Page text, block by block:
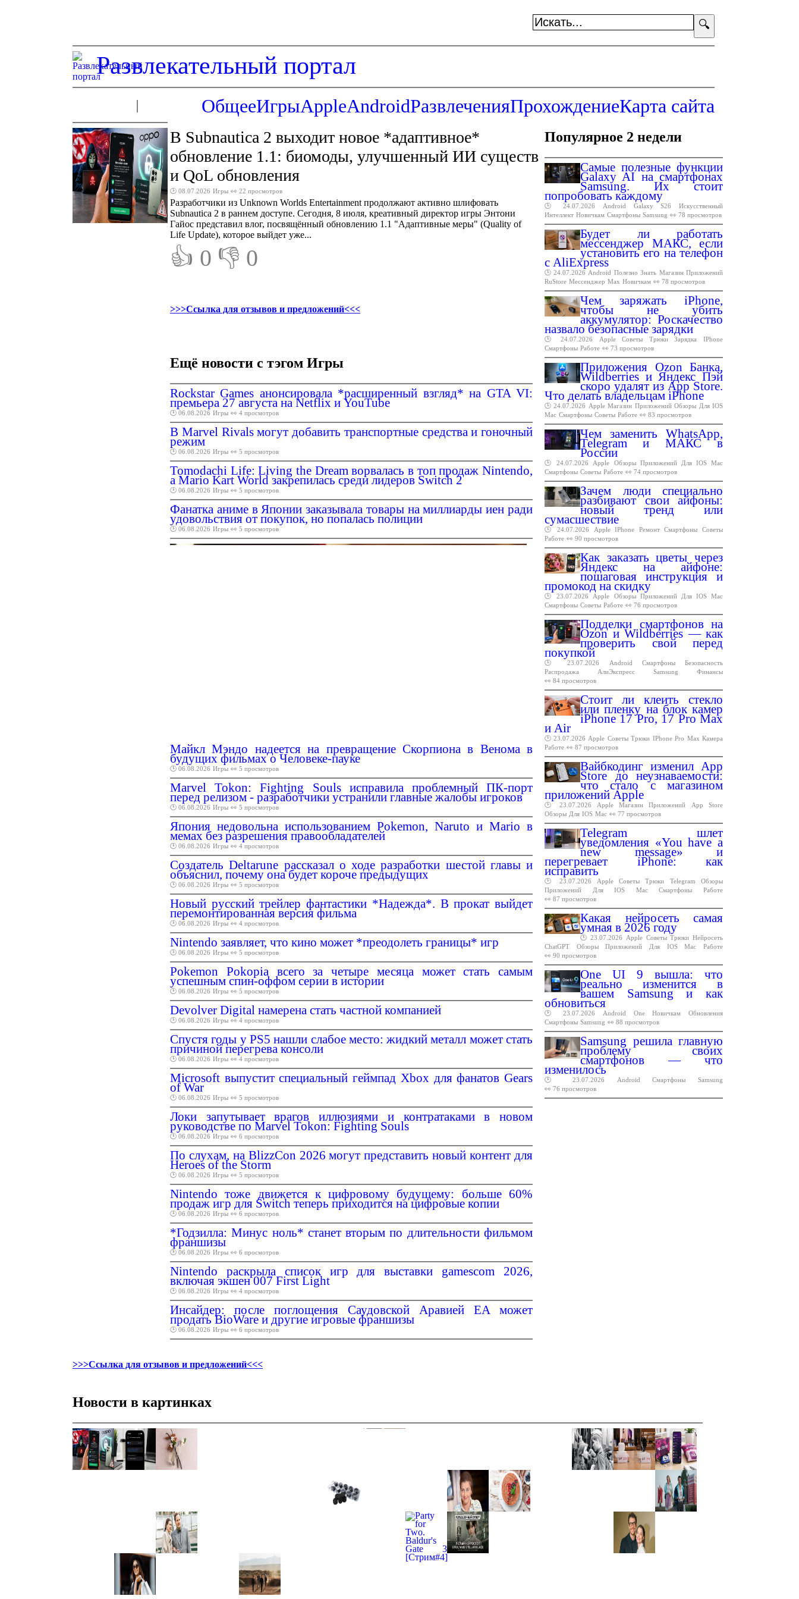
🔍
Развлекательный портал
ОбщееИгрыAppleAndroidРазвлеченияПрохождениеКарта сайта
В Subnautica 2 выходит новое *адаптивное*
обновление 1.1: биомоды, улучшенный ИИ существ
и QoL обновления
🕑 08.07.2026 Игры 👀 22 просмотров
Разработчики из Unknown Worlds Entertainment продолжают активно шлифовать
Subnautica 2 в раннем доступе. Сегодня, 8 июля, креативный директор игры Энтони
Гайос представил влог, посвящённый обновлению 1.1 "Адаптивные меры" (Quality of
Life Update), которое выйдет уже...
👍 0 👎 0
>>>Ссылка для отзывов и предложений<<<
Ещё новости с тэгом Игры
Rockstar Games анонсировала *расширенный взгляд* на GTA VI:
премьера 27 августа на Netflix и YouTube
🕑 06.08.2026 Игры 👀 4 просмотров
В Marvel Rivals могут добавить транспортные средства и гоночный
режим
🕑 06.08.2026 Игры 👀 5 просмотров
Tomodachi Life: Living the Dream ворвалась в топ продаж Nintendo,
а Mario Kart World закрепилась среди лидеров Switch 2
🕑 06.08.2026 Игры 👀 5 просмотров
Фанатка аниме в Японии заказывала товары на миллиарды иен ради
удовольствия от покупок, но попалась полиции
🕑 06.08.2026 Игры 👀 5 просмотров
Майкл Мэндо надеется на превращение Скорпиона в Венома в
будущих фильмах о Человеке-пауке
🕑 06.08.2026 Игры 👀 5 просмотров
Marvel Tokon: Fighting Souls исправила проблемный ПК-порт
перед релизом - разработчики устранили главные жалобы игроков
🕑 06.08.2026 Игры 👀 5 просмотров
Япония недовольна использованием Pokemon, Naruto и Mario в
мемах без разрешения правообладателей
🕑 06.08.2026 Игры 👀 4 просмотров
Создатель Deltarune рассказал о ходе разработки шестой главы и
объяснил, почему она будет короче предыдущих
🕑 06.08.2026 Игры 👀 5 просмотров
Новый русский трейлер фантастики *Надежда*. В прокат выйдет
перемонтированная версия фильма
🕑 06.08.2026 Игры 👀 4 просмотров
Nintendo заявляет, что кино может *преодолеть границы* игр
🕑 06.08.2026 Игры 👀 5 просмотров
Pokemon Pokopia всего за четыре месяца может стать самым
успешным спин-оффом серии в истории
🕑 06.08.2026 Игры 👀 5 просмотров
Devolver Digital намерена стать частной компанией
🕑 06.08.2026 Игры 👀 4 просмотров
Спустя годы у PS5 нашли слабое место: жидкий металл может стать
причиной перегрева консоли
🕑 06.08.2026 Игры 👀 4 просмотров
Microsoft выпустит специальный геймпад Xbox для фанатов Gears
of War
🕑 06.08.2026 Игры 👀 5 просмотров
Локи запутывает врагов иллюзиями и контратаками в новом
руководстве по Marvel Tokon: Fighting Souls
🕑 06.08.2026 Игры 👀 6 просмотров
По слухам, на BlizzCon 2026 могут представить новый контент для
Heroes of the Storm
🕑 06.08.2026 Игры 👀 5 просмотров
Nintendo тоже движется к цифровому будущему: больше 60%
продаж игр для Switch теперь приходится на цифровые копии
🕑 06.08.2026 Игры 👀 6 просмотров
*Годзилла: Минус ноль* станет вторым по длительности фильмом
франшизы
🕑 06.08.2026 Игры 👀 6 просмотров
Nintendo раскрыла список игр для выставки gamescom 2026,
включая экшен 007 First Light
🕑 06.08.2026 Игры 👀 4 просмотров
Инсайдер: после поглощения Саудовской Аравией EA может
продать BioWare и другие игровые франшизы
🕑 06.08.2026 Игры 👀 6 просмотров
Популярное 2 недели
Самые полезные функции
Galaxy AI на смартфонах
Samsung. Их стоит
попробовать каждому
🕑 24.07.2026 Android Galaxy S26
Искусственный
Интеллект Новичкам Смартфоны Samsung 👀 78 просмотров
Будет ли работать
мессенджер МАКС, если
установить его на телефон
с AliExpress
🕑 24.07.2026 Android Полезно Знать Магазин Приложений
RuStore Мессенджер Max Новичкам 👀 78 просмотров
Чем заряжать iPhone,
чтобы не убить
аккумулятор: Роскачество
назвало безопасные зарядки
🕑 24.07.2026 Apple Советы Трюки Зарядка
IPhone
Смартфоны Работе 👀 73 просмотров
Приложения Ozon Банка,
Wildberries и Яндекс Пэй
скоро удалят из App Store.
Что делать владельцам iPhone
🕑 24.07.2026 Apple Магазин Приложений Обзоры Для IOS
Mac Смартфоны Советы Работе 👀 83 просмотров
Чем заменить WhatsApp,
Telegram и МАКС в
России
🕑 24.07.2026 Apple Обзоры Приложений Для IOS Mac
Смартфоны Советы Работе 👀 74 просмотров
Зачем люди специально
разбивают свои айфоны:
новый тренд или
сумасшествие
🕑 24.07.2026 Apple IPhone Ремонт Смартфоны
Советы
Работе 👀 90 просмотров
Как заказать цветы через
Яндекс на айфоне:
пошаговая инструкция и
промокод на скидку
🕑 23.07.2026 Apple Обзоры Приложений Для IOS Mac
Смартфоны Советы Работе 👀 76 просмотров
Подделки смартфонов на
Ozon и Wildberries — как
проверить свой перед
покупкой
🕑 23.07.2026 Android Смартфоны
Безопасность
Распродажа
АлиЭкспресс Samsung
Финансы
👀 84 просмотров
Стоит ли клеить стекло
или пленку на блок камер
iPhone 17 Pro, 17 Pro Max
и Air
🕑 23.07.2026 Apple Советы Трюки IPhone Pro Max Камера
Работе 👀 87 просмотров
Вайбкодинг изменил App
Store до неузнаваемости:
что стало с магазином
приложений Apple
🕑 23.07.2026 Apple Магазин Приложений App
Store
Обзоры Для IOS Mac 👀 77 просмотров
Telegram шлет
уведомления «You have a
new message» и
перегревает iPhone: как
исправить
🕑 23.07.2026 Apple Советы Трюки Telegram
Обзоры
Приложений
Для IOS Mac Смартфоны
Работе
👀 87 просмотров
Какая нейросеть самая
умная в 2026 году
🕑 23.07.2026 Apple Советы Трюки Нейросеть
ChatGPT
Обзоры Приложений Для IOS Mac
Работе
👀 90 просмотров
One UI 9 вышла: что
реально изменится в
вашем Samsung и как
обновиться
🕑 23.07.2026 Android One Новичкам
Обновления
Смартфоны Samsung 👀 88 просмотров
Samsung решила главную
проблему своих
смартфонов — что
изменилось
🕑 23.07.2026 Android Смартфоны
Samsung
👀 76 просмотров
>>>Ссылка для отзывов и предложений<<<
Новости в картинках